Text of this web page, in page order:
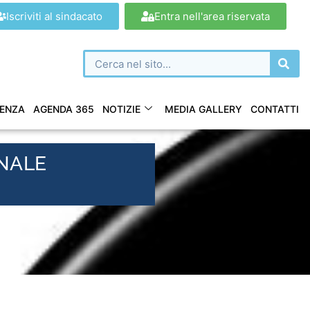
Iscriviti al sindacato Entra nell'area riservata
AGENDA 365 NOTIZIE MEDIA GALLERY CONTATTI